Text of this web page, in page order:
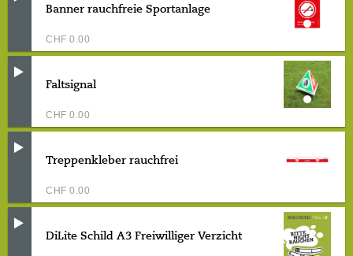
Banner rauchfreie Sportanlage
CHF0.00
Faltsignal
CHF0.00
Treppenkleber rauchfrei
CHF0.00
DiLite Schild A3 Freiwilliger Verzicht